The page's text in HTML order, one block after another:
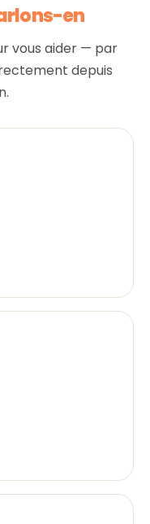
en
vous aider — par
depuis